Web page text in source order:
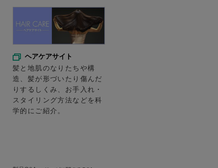
ヘアケアサイト
髪と地肌のなりたちや構
造、髪が形づいたり傷んだ
りするしくみ、お手入れ・
スタイリング方法などを科
学的にご紹介。